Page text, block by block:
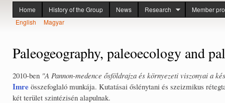
Főmenü
Home History of the Group News Research Member
Languages
English Magyar
Paleogeography, paleoecology and
2010-ben "A Pannon-medence ősföldrajza és környezeti viszonyai a
Imre összefoglaló munkája. Kutatásai őslénytani és szeizmikus
két terület szintézisén alapulnak.